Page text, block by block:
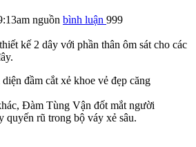
nguồn bình luận 999
kế 2 dây với phần thân ôm sát cho các
Đàm Tùng Vận đốt mắt người
quyến rũ trong bộ váy xẻ sâu.